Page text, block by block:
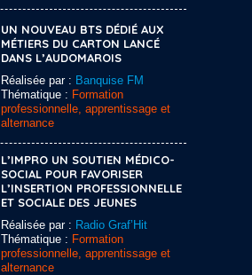
UN NOUVEAU BTS DÉDIÉ AUX
MÉTIERS DU CARTON LANCÉ
DANS L’AUDOMAROIS
Réalisée par : Banquise FM
Thématique : Formation
professionnelle, apprentissage et
alternance
L’IMPRO UN SOUTIEN MÉDICO-
SOCIAL POUR FAVORISER
L’INSERTION PROFESSIONNELLE
ET SOCIALE DES JEUNES
Réalisée par : Radio Graf’Hit
Thématique : Formation
professionnelle, apprentissage et
alternance